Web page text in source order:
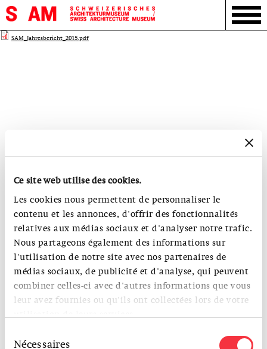
Ce site web utilise des cookies.
Les cookies nous permettent de personnaliser le
contenu et les annonces, d'offrir des fonctionnalités
relatives aux médias sociaux et d'analyser notre trafic.
Nous partageons également des informations sur
l'utilisation de notre site avec nos partenaires de
médias sociaux, de publicité et d'analyse, qui peuvent
combiner celles-ci avec d'autres informations que vous
leur avez fournies ou qu'ils ont collectées lors de votre
Nécessaires
SAM_Jahresbericht_2015.pdf